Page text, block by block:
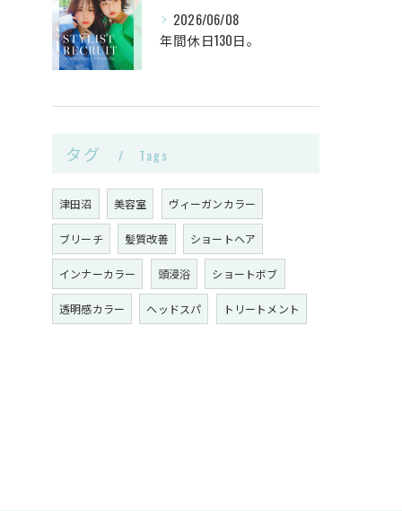
2026/06/08
年間休日130日。
タグ Tags
津田沼 美容室 ヴィーガンカラー
ブリーチ 髪質改善 ショートヘア
インナーカラー 頭浸浴 ショートボブ
透明感カラー ヘッドスパ トリートメント